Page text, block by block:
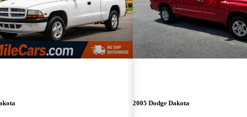
2005 Dodge Dakota